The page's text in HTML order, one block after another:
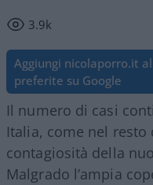
3.9k
Aggiungi nicolaporro.it
preferite su Google
Il numero di casi
Italia, come nel resto
contagiosità della
Malgrado l’ampia